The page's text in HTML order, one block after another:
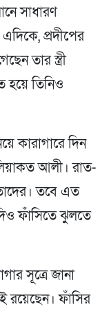
সাধারণ
প্রদীপের
তার স্ত্রী
হয়ে তিনিও
কারাগারে দিন
আলী। রাত-
তবে এত
ফাঁসিতে ঝুলতে
সূত্রে জানা
রয়েছেন। ফাঁসির